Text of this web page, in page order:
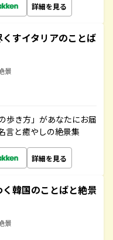
詳細を見る
すイタリアのことば
景
歩き方」があなたにお届
言と癒やしの絶景集
詳細を見る
韓国のことばと絶景
景